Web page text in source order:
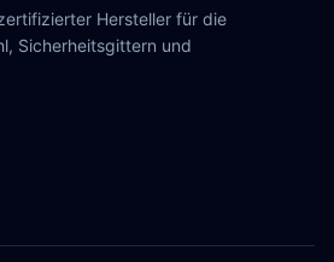
Hersteller für die
Sicherheitsgittern und